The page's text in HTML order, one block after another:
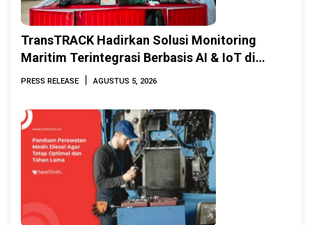
TransTRACK Hadirkan Solusi Monitoring
Maritim Terintegrasi Berbasis AI & IoT di
Indonesia Marine & Offshore Expo (IMOX)
PRESS RELEASE | AGUSTUS 5, 2026